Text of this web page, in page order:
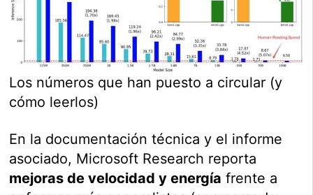
Los números que han puesto a circular (y
cómo leerlos)
En la documentación técnica y el informe
asociado, Microsoft Research reporta
mejoras de velocidad y energía frente a